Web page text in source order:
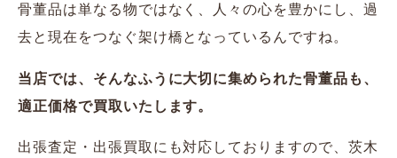
骨董品は単なる物ではなく、人々の心を豊かにし、過
去と現在をつなぐ架け橋となっているんですね。
当店では、そんなふうに大切に集められた骨董品も、
適正価格で買取いたします。
出張査定・出張買取にも対応しておりますので、茨木